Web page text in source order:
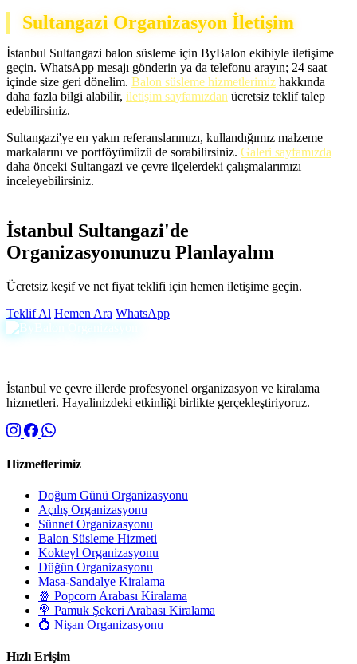
Sultangazi Organizasyon İletişim
İstanbul Sultangazi balon süsleme için ByBalon ekibiyle iletişime
geçin. WhatsApp mesajı gönderin ya da telefonu arayın; 24 saat
içinde size geri dönelim. Balon süsleme hizmetlerimiz hakkında
daha fazla bilgi alabilir, iletişim sayfamızdan ücretsiz teklif talep
edebilirsiniz.
Sultangazi'ye en yakın referanslarımızı, kullandığımız malzeme
markalarını ve portföyümüzü de sorabilirsiniz. Galeri sayfamızda
daha önceki Sultangazi ve çevre ilçelerdeki çalışmalarımızı
inceleyebilirsiniz.
İstanbul Sultangazi'de
Organizasyonunuzu Planlayalım
Ücretsiz keşif ve net fiyat teklifi için hemen iletişime geçin.
Teklif Al Hemen Ara WhatsApp
İstanbul ve çevre illerde profesyonel organizasyon ve kiralama
hizmetleri. Hayalinizdeki etkinliği birlikte gerçekleştiriyoruz.
Hizmetlerimiz
Doğum Günü Organizasyonu
Açılış Organizasyonu
Sünnet Organizasyonu
Balon Süsleme Hizmeti
Kokteyl Organizasyonu
Düğün Organizasyonu
Masa-Sandalye Kiralama
🍿 Popcorn Arabası Kiralama
🍭 Pamuk Şekeri Arabası Kiralama
💍 Nişan Organizasyonu
Hızlı Erişim